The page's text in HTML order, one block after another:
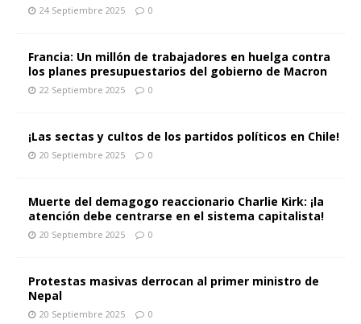
24 Septiembre 2025 0
Francia: Un millón de trabajadores en huelga contra
los planes presupuestarios del gobierno de Macron
22 Septiembre 2025 0
¡Las sectas y cultos de los partidos políticos en Chile!
20 Septiembre 2025 0
Muerte del demagogo reaccionario Charlie Kirk: ¡la
atención debe centrarse en el sistema capitalista!
20 Septiembre 2025 0
Protestas masivas derrocan al primer ministro de
Nepal
20 Septiembre 2025 0